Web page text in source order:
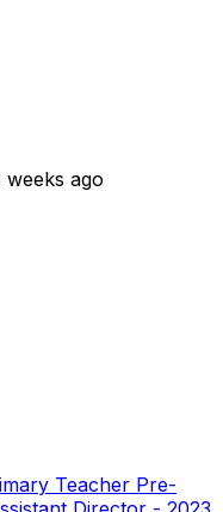
weeks ago
Teacher Pre-